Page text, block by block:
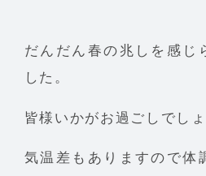
だんだん春の兆しを感じ
した。
皆様いかがお過ごしでし
気温差もありますので体